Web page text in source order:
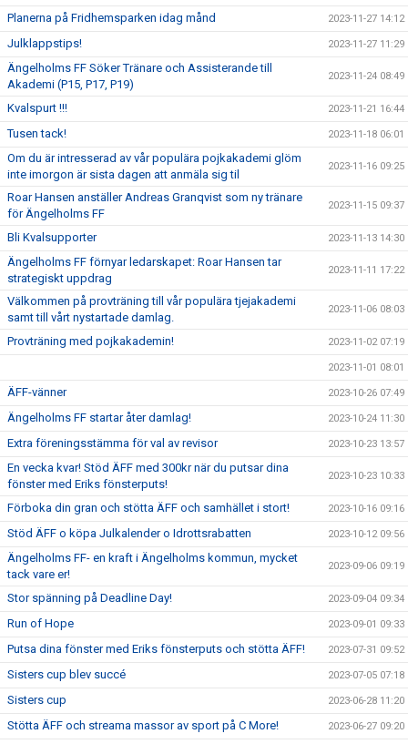
Planerna på Fridhemsparken idag månd 2023-11-27 14:12
Julklappstips! 2023-11-27 11:29
Ängelholms FF Söker Tränare och Assisterande till
Akademi (P15, P17, P19)
2023-11-24 08:49
Kvalspurt !!! 2023-11-21 16:44
Tusen tack! 2023-11-18 06:01
Om du är intresserad av vår populära pojkakademi glöm
inte imorgon är sista dagen att anmäla sig til
2023-11-16 09:25
Roar Hansen anställer Andreas Granqvist som ny tränare
för Ängelholms FF
2023-11-15 09:37
Bli Kvalsupporter 2023-11-13 14:30
Ängelholms FF förnyar ledarskapet: Roar Hansen tar
strategiskt uppdrag
2023-11-11 17:22
Välkommen på provträning till vår populära tjejakademi
samt till vårt nystartade damlag.
2023-11-06 08:03
Provträning med pojkakademin! 2023-11-02 07:19
2023-11-01 08:01
ÄFF-vänner 2023-10-26 07:49
Ängelholms FF startar åter damlag! 2023-10-24 11:30
Extra föreningsstämma för val av revisor 2023-10-23 13:57
En vecka kvar! Stöd ÄFF med 300kr när du putsar dina
fönster med Eriks fönsterputs!
2023-10-23 10:33
Förboka din gran och stötta ÄFF och samhället i stort! 2023-10-16 09:16
Stöd ÄFF o köpa Julkalender o Idrottsrabatten 2023-10-12 09:56
Ängelholms FF- en kraft i Ängelholms kommun, mycket
tack vare er!
2023-09-06 09:19
Stor spänning på Deadline Day! 2023-09-04 09:34
Run of Hope 2023-09-01 09:33
Putsa dina fönster med Eriks fönsterputs och stötta ÄFF! 2023-07-31 09:52
Sisters cup blev succé 2023-07-05 07:18
Sisters cup 2023-06-28 11:20
Stötta ÄFF och streama massor av sport på C More! 2023-06-27 09:20